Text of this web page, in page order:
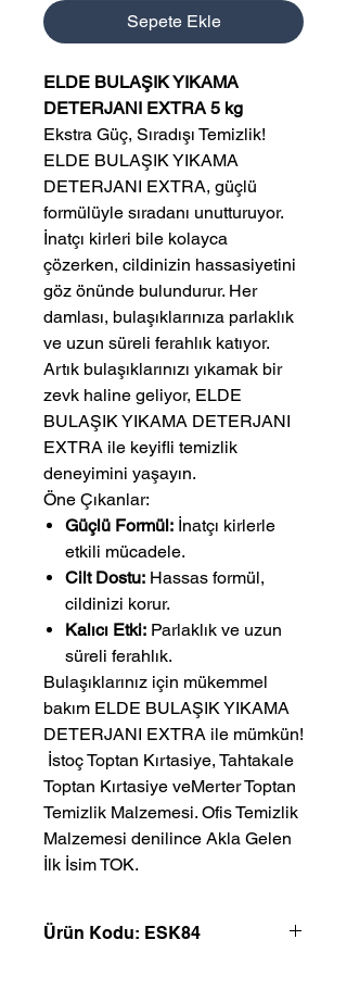
Sepete Ekle
ELDE BULAŞIK YIKAMA
DETERJANI EXTRA 5 kg
Ekstra Güç, Sıradışı Temizlik!
ELDE BULAŞIK YIKAMA
DETERJANI EXTRA, güçlü
formülüyle sıradanı unutturuyor.
İnatçı kirleri bile kolayca
çözerken, cildinizin hassasiyetini
göz önünde bulundurur. Her
damlası, bulaşıklarınıza parlaklık
ve uzun süreli ferahlık katıyor.
Artık bulaşıklarınızı yıkamak bir
zevk haline geliyor, ELDE
BULAŞIK YIKAMA DETERJANI
EXTRA ile keyifli temizlik
deneyimini yaşayın.
Öne Çıkanlar:
Güçlü Formül: İnatçı kirlerle
etkili mücadele.
Cilt Dostu: Hassas formül,
cildinizi korur.
Kalıcı Etki: Parlaklık ve uzun
süreli ferahlık.
Bulaşıklarınız için mükemmel
bakım ELDE BULAŞIK YIKAMA
DETERJANI EXTRA ile mümkün!
Toptan Kırtasiye veMerter Toptan
Temizlik Malzemesi. Ofis Temizlik
Malzemesi denilince Akla Gelen
İlk İsim TOK.
Ürün Kodu: ESK84